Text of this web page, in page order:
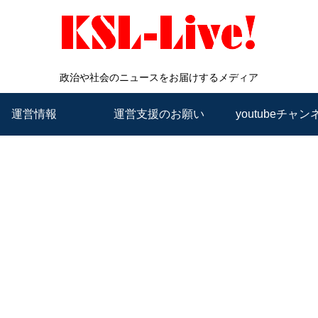
政治や社会のニュースをお届けするメディア
運営情報 運営支援のお願い youtubeチャン